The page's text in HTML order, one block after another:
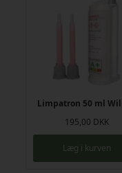
Limpatron 50 ml
195,00 DKK
Læg i kurven